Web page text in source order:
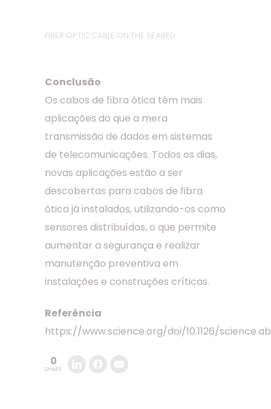
FIBER OPTIC CABLE ON THE SEABED
Conclusão
Os cabos de fibra ótica têm mais
aplicações do que a mera
transmissão de dados em sistemas
de telecomunicações. Todos os dias,
novas aplicações estão a ser
descobertas para cabos de fibra
ótica já instalados, utilizando-os como
sensores distribuídos, o que permite
aumentar a segurança e realizar
manutenção preventiva em
instalações e construções críticas.
Referência
https://www.science.org/doi/10.1126/
0
SHARE